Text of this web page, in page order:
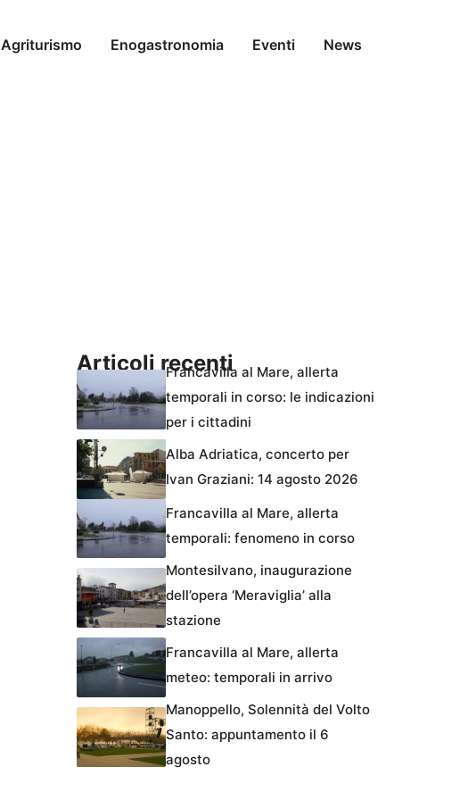
Agriturismo Enogastronomia Eventi News
Articoli recentiFrancavilla al Mare, allerta
temporali in corso: le indicazioni
per i cittadini
Alba Adriatica, concerto per
Ivan Graziani: 14 agosto 2026
Francavilla al Mare, allerta
temporali: fenomeno in corso
Montesilvano, inaugurazione
dell’opera ‘Meraviglia’ alla
stazione
Francavilla al Mare, allerta
meteo: temporali in arrivo
Manoppello, Solennità del Volto
Santo: appuntamento il 6
agosto